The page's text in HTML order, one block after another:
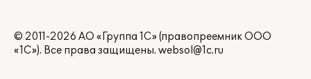
© 2011-2026 АО «Группа 1С» (правопреемник ООО
«1С»). Все права защищены. websol@1c.ru